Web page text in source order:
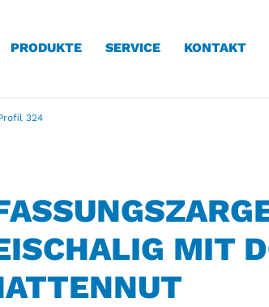
PRODUKTE SERVICE KONTAKT
324
MIT